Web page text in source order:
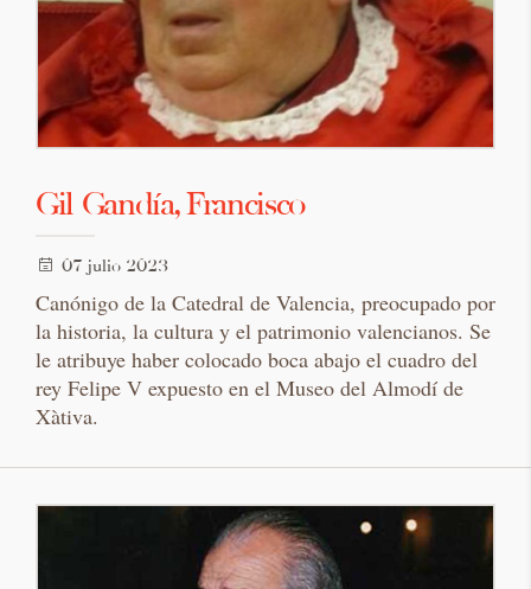
Gil Gandía, Francisco
07 julio 2023
Canónigo de la Catedral de Valencia, preocupado por
la historia, la cultura y el patrimonio valencianos. Se
le atribuye haber colocado boca abajo el cuadro del
rey Felipe V expuesto en el Museo del Almodí de
Xàtiva.